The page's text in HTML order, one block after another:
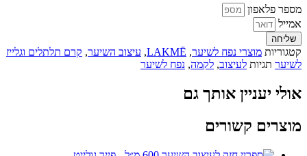
ומחזק
300
מ"ל
-
לקמה
מספר פלאפון
אמייל
שליחה
קטגוריות מוצרי נפח לשיער,
LAKMĒ
, עיצוב השיער, קרם תלתלים וגלייז
לשיער תגיות לעיצוב, לקמה, נפח לשיער
אולי יעניין אותך גם
מוצרים קשורים